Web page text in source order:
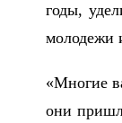
годы,
молодежи
«Многие
они